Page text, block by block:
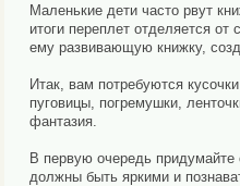
Маленькие дети часто рвут
итоги переплет отделяется
ему развивающую книжку,
Итак, вам потребуются
пуговицы, погремушки,
фантазия.
В первую очередь
должны быть яркими и